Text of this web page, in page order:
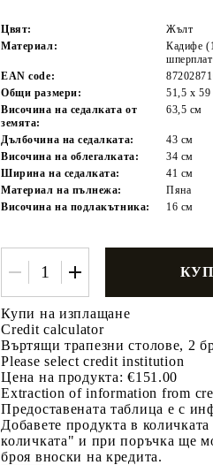
Цвят:
Жълт
Материал:
Кадифе
шперплат
EAN code:
Общи размери:
51,5 x
Височина на седалката от
земята:
63,5 см
Дълбочина на седалката:
43 см
Височина на облегалката:
34 см
Ширина на седалката:
41 см
Материал на пълнежа:
Пяна
Височина на подлакътника:
16 см
Купи на изплащане
Credit calculator
Въртящи трапезни столове, 2
Please select credit institution
Цена на продукта: €151.00
Extraction of information from
Предоставената таблица е с
Добавете продукта в
количката" и при поръчка ще
броя вноски на кредита.